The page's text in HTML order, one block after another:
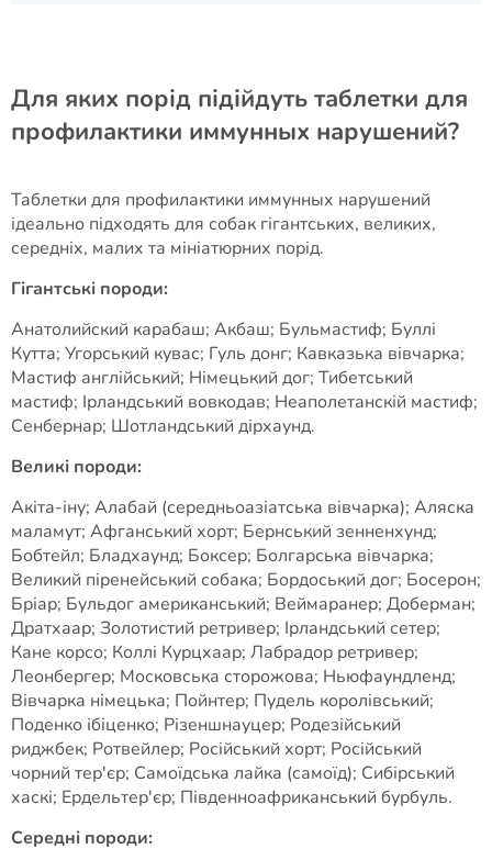
Для яких порід підійдуть таблетки для
профилактики иммунных нарушений?
Таблетки для профилактики иммунных нарушений
ідеально підходять для собак гігантських, великих,
середніх, малих та мініатюрних порід.
Гігантські породи:
Анатолийский карабаш; Акбаш; Бульмастиф; Буллі
Кутта; Угорський кувас; Гуль донг; Кавказька вівчарка;
Мастиф англійський; Німецький дог; Тибетський
мастиф; Ірландський вовкодав; Неаполетанскій мастиф;
Сенбернар; Шотландський дірхаунд.
Великі породи:
Акіта-іну; Алабай (середньоазіатська вівчарка); Аляска
маламут; Афганський хорт; Бернський зенненхунд;
Бобтейл; Бладхаунд; Боксер; Болгарська вівчарка;
Великий піренейський собака; Бордоський дог; Босерон;
Бріар; Бульдог американський; Веймаранер; Доберман;
Дратхаар; Золотистий ретривер; Ірландський сетер;
Кане корсо; Коллі Курцхаар; Лабрадор ретривер;
Леонбергер; Московська сторожова; Ньюфаундленд;
Вівчарка німецька; Пойнтер; Пудель королівський;
Поденко ібіценко; Різеншнауцер; Родезійський
риджбек; Ротвейлер; Російський хорт; Російський
чорний тер'єр; Самоїдська лайка (самоїд); Сибірський
хаскі; Ердельтер'єр; Південноафриканський бурбуль.
Середні породи: